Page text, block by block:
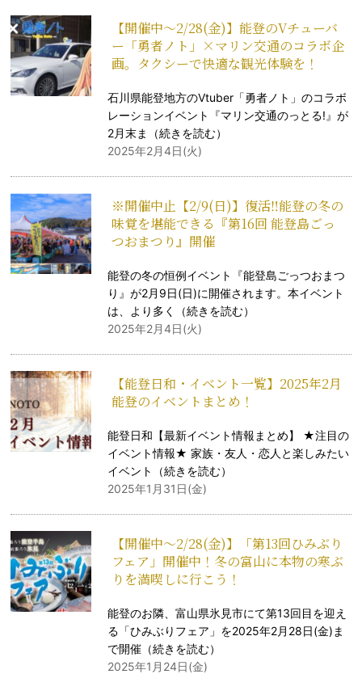
【開催中〜2/28(金)】能登のVチューバ
ー「勇者ノト」×マリン交通のコラボ企
画。タクシーで快適な観光体験を！
石川県能登地方のVtuber「勇者ノト」のコラボ
レーションイベント『マリン交通のっとる!』が
2月末ま（続きを読む）
2025年2月4日(火)
※開催中止【2/9(日)】復活‼能登の冬の
味覚を堪能できる『第16回 能登島ごっ
つおまつり』開催
能登の冬の恒例イベント『能登島ごっつおまつ
り』が2月9日(日)に開催されます。本イベント
は、より多く（続きを読む）
2025年2月4日(火)
【能登日和・イベント一覧】2025年2月
能登のイベントまとめ！
能登日和【最新イベント情報まとめ】 ★注目の
イベント情報★ 家族・友人・恋人と楽しみたい
イベント（続きを読む）
2025年1月31日(金)
【開催中〜2/28(金)】「第13回ひみぶり
フェア」開催中！冬の富山に本物の寒ぶ
りを満喫しに行こう！
能登のお隣、富山県氷見市にて第13回目を迎え
る「ひみぶりフェア」を2025年2月28日(金)ま
で開催（続きを読む）
2025年1月24日(金)